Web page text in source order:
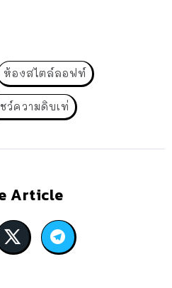
ห้องสไตล์ลอฟท์
ว์ความดิบเท่
Article